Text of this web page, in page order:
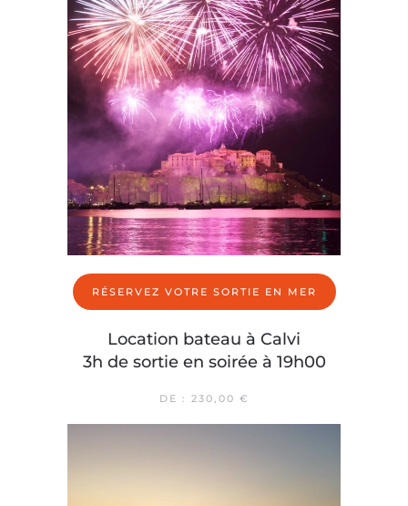
RÉSERVEZ VOTRE SORTIE EN MER
Location bateau à Calvi
3h de sortie en soirée à 19h00
DE : 230,00 €